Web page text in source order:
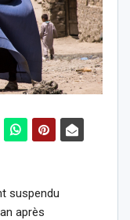
suspendu
après